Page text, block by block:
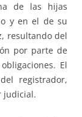
de las hijas
y en el de su
resultando del
por parte de
El
registrador,
judicial.